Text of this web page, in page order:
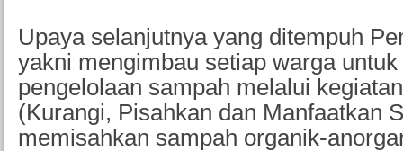
Upaya selanjutnya yang ditempuh
yakni mengimbau setiap warga
pengelolaan sampah melalui
(Kurangi, Pisahkan dan Manfaatkan
memisahkan sampah organik-